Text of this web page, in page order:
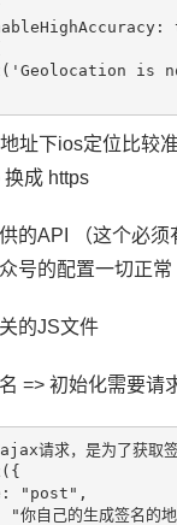
}
is
址下ios定位比较
成 https
的API （这个必须
号的配置一切正
的JS文件
=> 初始化需要请
请求，是为了获取签
"post",
你自己的生成签名的